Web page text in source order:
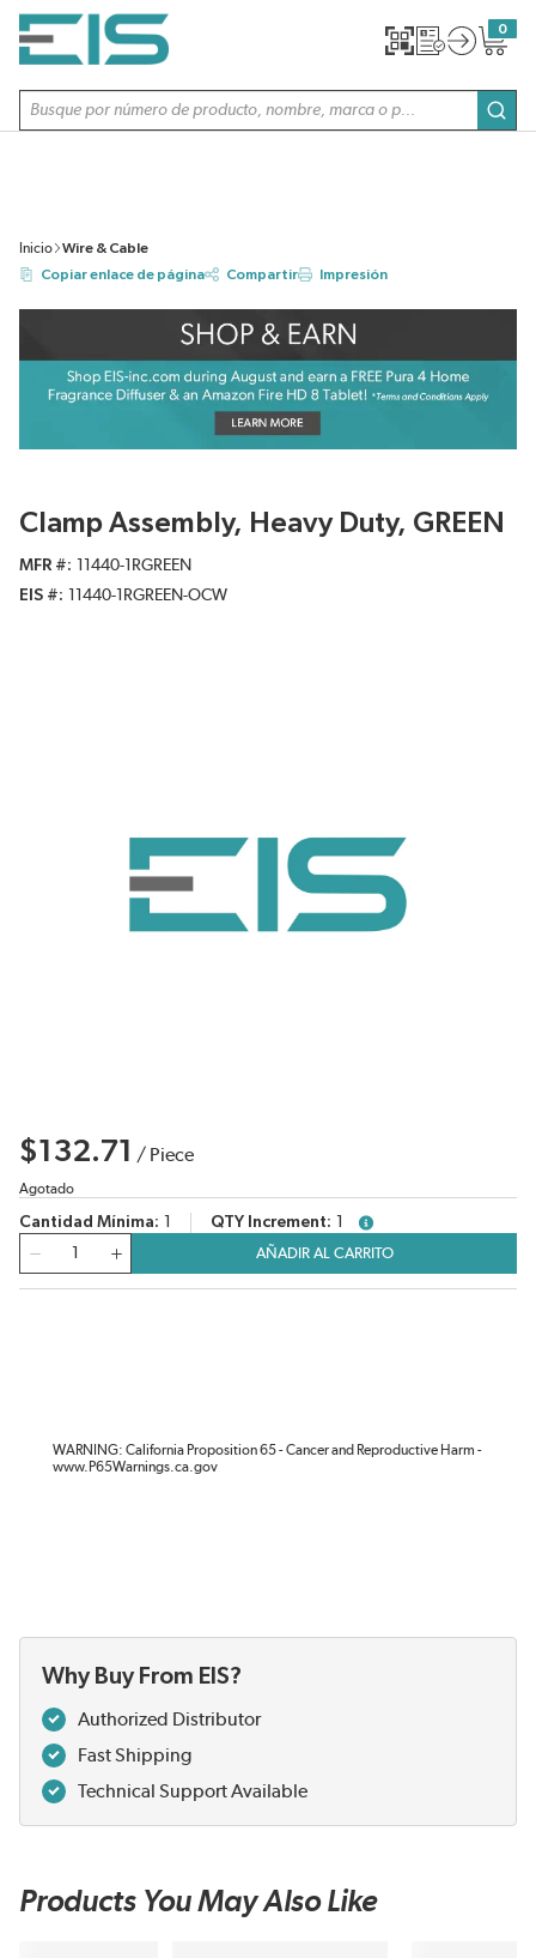
SALTAR AL CONTENIDO PRINCIPAL
Búsqueda de sitio
0
{0}
Inicio
Wire & Cable
Copiar enlace de página
Compartir Impresión
Clamp Assembly, Heavy Duty, GREEN
MFR #
11440-1RGREEN
EIS #
11440-1RGREEN-OCW
$132.71 / Piece
Agotado
Cantidad Mínima QTY Increment
more info
Cantidad
AÑADIR AL CARRITO
WARNING: California Proposition 65 - Cancer and Reproductive Harm -
www.P65Warnings.ca.gov
Why Buy From EIS?
Authorized Distributor
Fast Shipping
Technical Support Available
Products You May Also Like